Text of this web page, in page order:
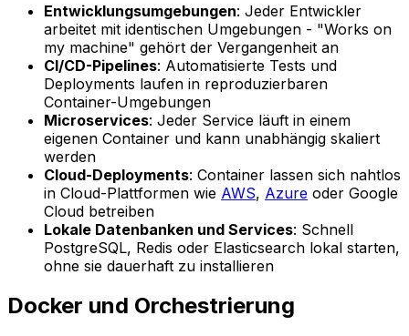
Entwicklungsumgebungen: Jeder Entwickler
arbeitet mit identischen Umgebungen - "Works on
my machine" gehört der Vergangenheit an
CI/CD-Pipelines: Automatisierte Tests und
Deployments laufen in reproduzierbaren
Container-Umgebungen
Microservices: Jeder Service läuft in einem
eigenen Container und kann unabhängig skaliert
werden
Cloud-Deployments: Container lassen sich nahtlos
in Cloud-Plattformen wie AWS, Azure oder Google
Cloud betreiben
Lokale Datenbanken und Services: Schnell
PostgreSQL, Redis oder Elasticsearch lokal starten,
ohne sie dauerhaft zu installieren
Docker und Orchestrierung